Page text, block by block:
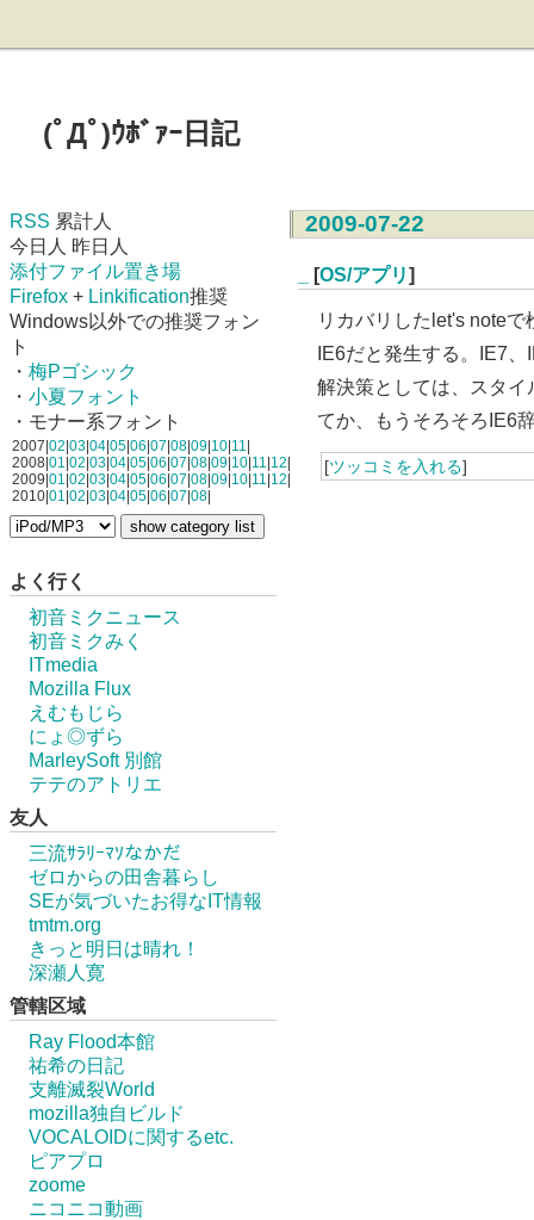
(ﾟДﾟ)ｳﾎﾞｧｰ日記
RSS 累計人
今日人 昨日人
添付ファイル置き場
Firefox + Linkification推奨
Windows以外での推奨フォン
ト
・ 梅Pゴシック
・ 小夏フォント
・モナー系フォント
2007| 02 03 04 05 06 07 08 09 10 11
2008| 01 02 03 04 05 06 07 08 09 10 11 12
2009| 01 02 03 04 05 06 07 08 09 10 11 12
2010| 01 02 03 04 05 06 07 08
よく行く
初音ミクニュース
初音ミクみく
ITmedia
Mozilla Flux
えむもじら
にょ◎ずら
MarleySoft 別館
テテのアトリエ
友人
三流ｻﾗﾘｰﾏｿなかだ
ゼロからの田舎暮らし
SEが気づいたお得なIT情報
tmtm.org
きっと明日は晴れ！
深瀬人寛
管轄区域
Ray Flood本館
祐希の日記
支離滅裂World
mozilla独自ビルド
VOCALOIDに関するetc.
ピアプロ
zoome
ニコニコ動画
2009-07-22
[OS/アプリ]
リカバリしたlet's noteで
IE6だと発生する。IE7
解決策としては、スタ
てか、もうそろそろIE6
[ツッコミを入れる]